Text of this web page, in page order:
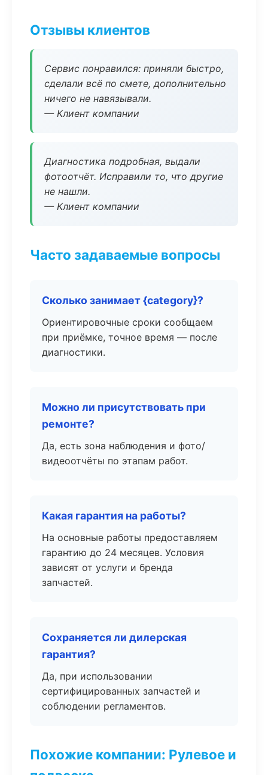
Отзывы клиентов
Сервис понравился: приняли быстро,
сделали всё по смете, дополнительно
ничего не навязывали.
— Клиент компании
Диагностика подробная, выдали
фотоотчёт. Исправили то, что другие
не нашли.
— Клиент компании
Часто задаваемые вопросы
Сколько занимает {category}?
Ориентировочные сроки сообщаем
при приёмке, точное время — после
диагностики.
Можно ли присутствовать при
ремонте?
Да, есть зона наблюдения и фото/
видеоотчёты по этапам работ.
Какая гарантия на работы?
На основные работы предоставляем
гарантию до 24 месяцев. Условия
зависят от услуги и бренда
запчастей.
Сохраняется ли дилерская
гарантия?
Да, при использовании
сертифицированных запчастей и
соблюдении регламентов.
Похожие компании: Рулевое и